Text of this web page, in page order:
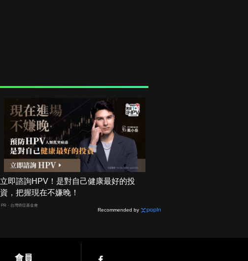
立即諮詢HPV！是對自己健康最好的投
資，把握現在不嫌晚！
PR・台灣癌症基金會
Recommended by
會員